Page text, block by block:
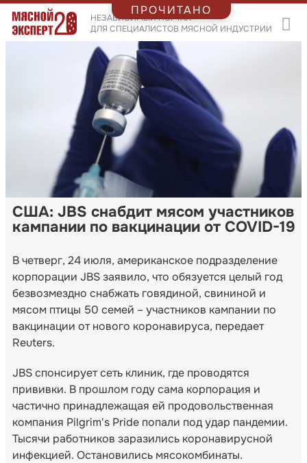
НЕЗАВИСИМЫЙ ПОРТАЛ
ДЛЯ СПЕЦИАЛИСТОВ МЯСНОЙ ИНДУСТРИИ
США: JBS снабдит мясом участников
кампании по вакцинации от COVID-19
В четверг, 24 июля, американское подразделение
корпорации JBS заявило, что обязуется целый год
безвозмездно снабжать говядиной, свининой и
мясом птицы 50 семей – участников кампании по
вакцинации от нового коронавируса, передает
Reuters.
JBS спонсирует сеть клиник, где проводятся
прививки. В прошлом году сама корпорация и
частично принадлежащая ей продовольственная
компания Pilgrim's Pride попали под удар пандемии.
Тысячи работников заразились коронавирусной
инфекцией. Остановились мясокомбинаты.
ПРОЧИТАНО